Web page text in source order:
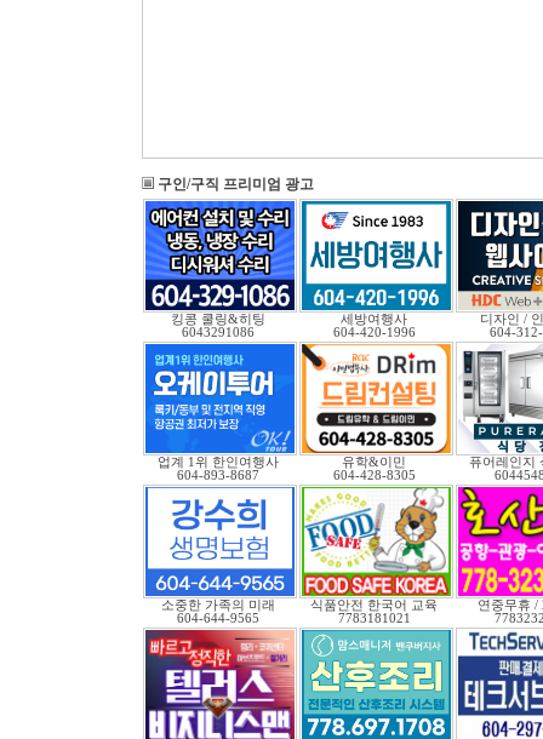
구인/구직 프리미엄 광고
킹콩 쿨링&히팅
6043291086
세방여행사
604-420-1996
디자인 /
604-
업계 1위 한인여행사
604-893-8687
유학&이민
604-428-8305
퓨어레인지
소중한 가족의 미래
604-644-9565
식품안전 한국어 교육
7783181021
연중무휴 /